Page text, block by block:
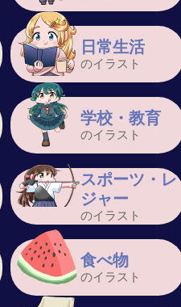
日常生活
のイラスト
学校・教育
のイラスト
スポーツ・レ
ジャー
のイラスト
食べ物
のイラスト